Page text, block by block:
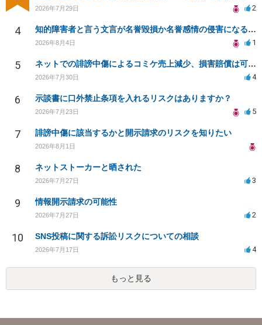
2026年7月29日 2
4 知的障害者と言う文言が名誉毀損か名誉感情の侵害になるか教えてほしい。
2026年8月4日 1
5 ネットでの誹謗中傷によるコミケ売上減少、損害賠償は可能か？
2026年7月30日 4
6 示談書に口外禁止条項を入れるリスクはありますか？
2026年7月23日 5
7 誹謗中傷に該当するかと開示請求のリスクを知りたい
2026年8月1日
8 ネットストーカーと晒された
2026年7月27日 3
9 情報開示請求の可能性
2026年7月27日 2
10 SNS投稿に関する訴訟リスクについての相談
2026年7月17日 4
もっと見る